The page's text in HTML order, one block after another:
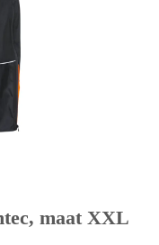
maat XXL